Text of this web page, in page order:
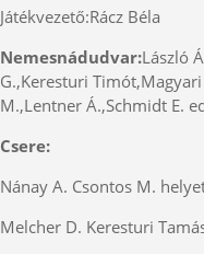
Játékvezető:Rácz Béla
Nemesnádudvar:László
G.,Keresturi
M.,Lentner Á.,Schmidt E.
Csere:
Nánay A. Csontos M.
Melcher D. Keresturi